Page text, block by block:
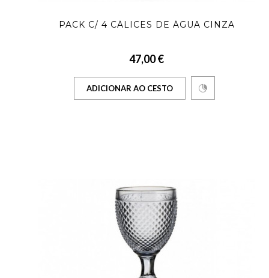
PACK C/ 4 CÁLICES DE ÁGUA CINZA
47,00 €
ADICIONAR AO CESTO